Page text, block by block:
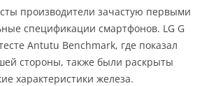
производители зачастую первыми
спецификации смартфонов. LG G
Antutu Benchmark, где показал
стороны, также были раскрыты
характеристики железа.